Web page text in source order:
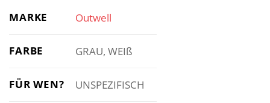
MARKE Outwell
FARBE GRAU, WEIß
FÜR WEN? UNSPEZIFISCH